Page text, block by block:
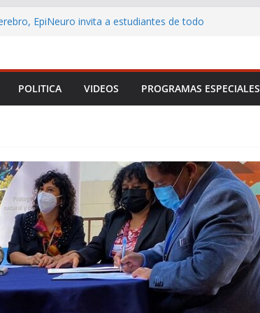
EpiNeuro invita a estudiantes de todo
Arica y Parinacota realizó feria para
de la lactancia materna
POLITICA VIDEOS PROGRAMAS ESPECIALES